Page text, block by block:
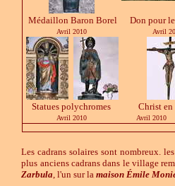
Médaillon Baron Borel Don pour
Avril 2010 Avril
Statues polychromes Christ
Avril 2010 Avril 2010
Les cadrans solaires sont nombreux.
plus anciens cadrans dans le village
Zarbula, l'un sur lamaison Émile